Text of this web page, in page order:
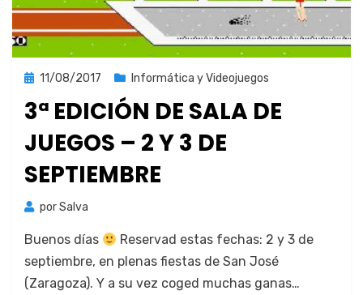
Publicada
11/08/2017 Informática y Videojuegos
3ª EDICIÓN DE SALA DE
JUEGOS – 2 Y 3 DE
SEPTIEMBRE
porSalva
Buenos días
Reser­vad estas fechas: 2 y 3 de
sep­tiem­bre, en ple­nas fies­tas de San José
(Zaragoza). Y a su vez coged muchas ganas…